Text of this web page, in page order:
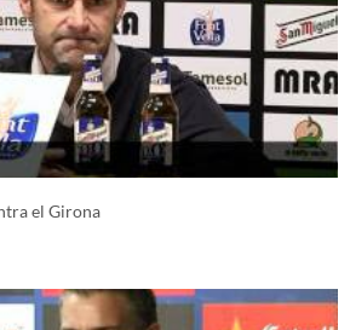
el Girona